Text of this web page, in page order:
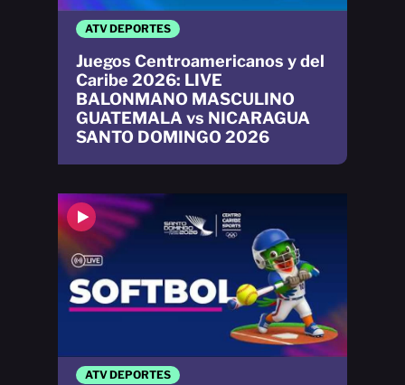
ATV DEPORTES
ATV DEPORTES
Juegos Centroamericanos y del
Caribe 2026: LIVE
BALONMANO MASCULINO
GUATEMALA vs NICARAGUA
SANTO DOMINGO 2026